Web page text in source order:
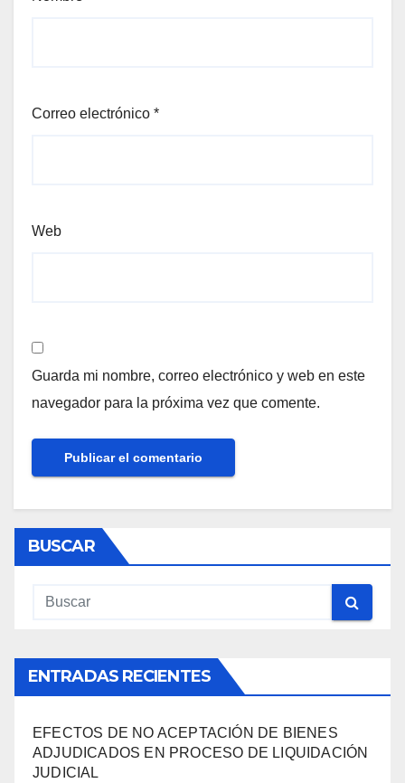
Correo electrónico *
Web
Guarda mi nombre, correo electrónico y web en este
navegador para la próxima vez que comente.
BUSCAR
ENTRADAS RECIENTES
EFECTOS DE NO ACEPTACIÓN DE BIENES
ADJUDICADOS EN PROCESO DE LIQUIDACIÓN
JUDICIAL